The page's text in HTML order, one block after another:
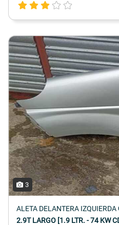
3
ALETA DELANTERA IZQUIERDA
2.9T LARGO [1.9 LTR. - 74 KW